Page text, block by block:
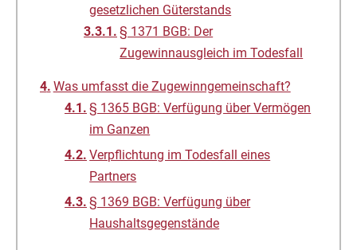
gesetzlichen Güterstands
§ 1371 BGB: Der
Zugewinnausgleich im Todesfall
Was umfasst die Zugewinngemeinschaft?
§ 1365 BGB: Verfügung über Vermögen
im Ganzen
Verpflichtung im Todesfall eines
Partners
§ 1369 BGB: Verfügung über
Haushaltsgegenstände